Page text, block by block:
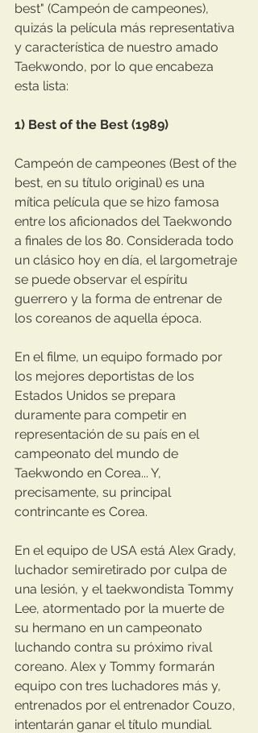
best" (Campeón de campeones),
quizás la película más representativa
y característica de nuestro amado
Taekwondo, por lo que encabeza
esta lista:
1) Best of the Best (1989)
Campeón de campeones (Best of the
best, en su título original) es una
mítica película que se hizo famosa
entre los aficionados del Taekwondo
a finales de los 80. Considerada todo
un clásico hoy en día, el largometraje
se puede observar el espíritu
guerrero y la forma de entrenar de
los coreanos de aquella época.
En el filme, un equipo formado por
los mejores deportistas de los
Estados Unidos se prepara
duramente para competir en
representación de su país en el
campeonato del mundo de
Taekwondo en Corea... Y,
precisamente, su principal
contrincante es Corea.
En el equipo de USA está Alex Grady,
luchador semiretirado por culpa de
una lesión, y el taekwondista Tommy
Lee, atormentado por la muerte de
su hermano en un campeonato
luchando contra su próximo rival
coreano. Alex y Tommy formarán
equipo con tres luchadores más y,
entrenados por el entrenador Couzo,
intentarán ganar el título mundial.